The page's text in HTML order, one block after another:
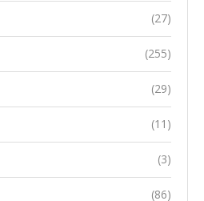
(27)
(255)
(29)
(11)
(3)
(86)